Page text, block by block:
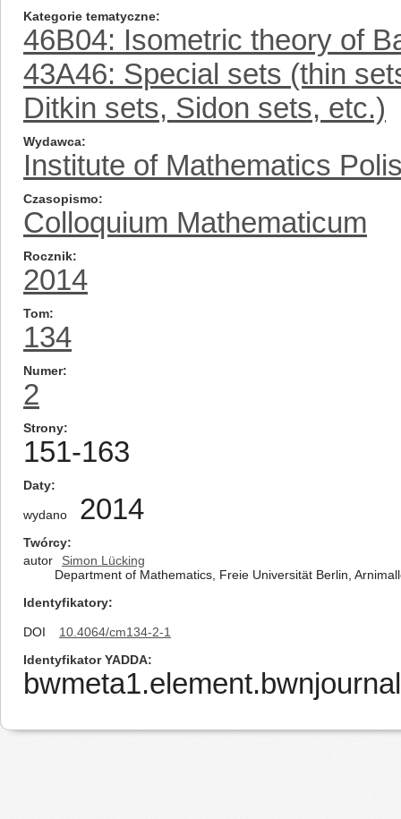
Kategorie tematyczne
46B04: Isometric theory of
43A46: Special sets (thin
Ditkin sets, Sidon sets, etc.)
Wydawca
Institute of Mathematics
Czasopismo
Colloquium Mathematicum
Rocznik
2014
Tom
134
Numer
2
Strony
151-163
Daty
wydano 2014
Twórcy
autor
Simon Lücking
Department of Mathematics, Freie Universität Berlin,
Identyfikatory
DOI
10.4064/cm134-2-1
Identyfikator YADDA